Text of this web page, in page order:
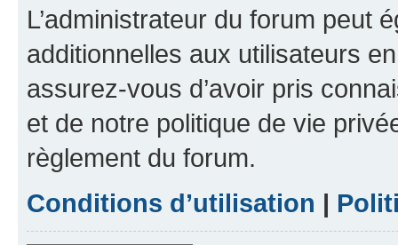
L’administrateur du forum peut
additionnelles aux utilisateurs
assurez-vous d’avoir pris
et de notre politique de vie
règlement du forum.
Conditions d’utilisation |